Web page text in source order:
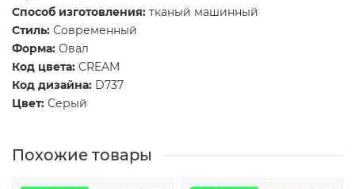
Способ изготовления: тканый машинный
Стиль: Современный
Форма: Овал
Код цвета: CREAM
Код дизайна: D737
Цвет: Серый
Похожие товары